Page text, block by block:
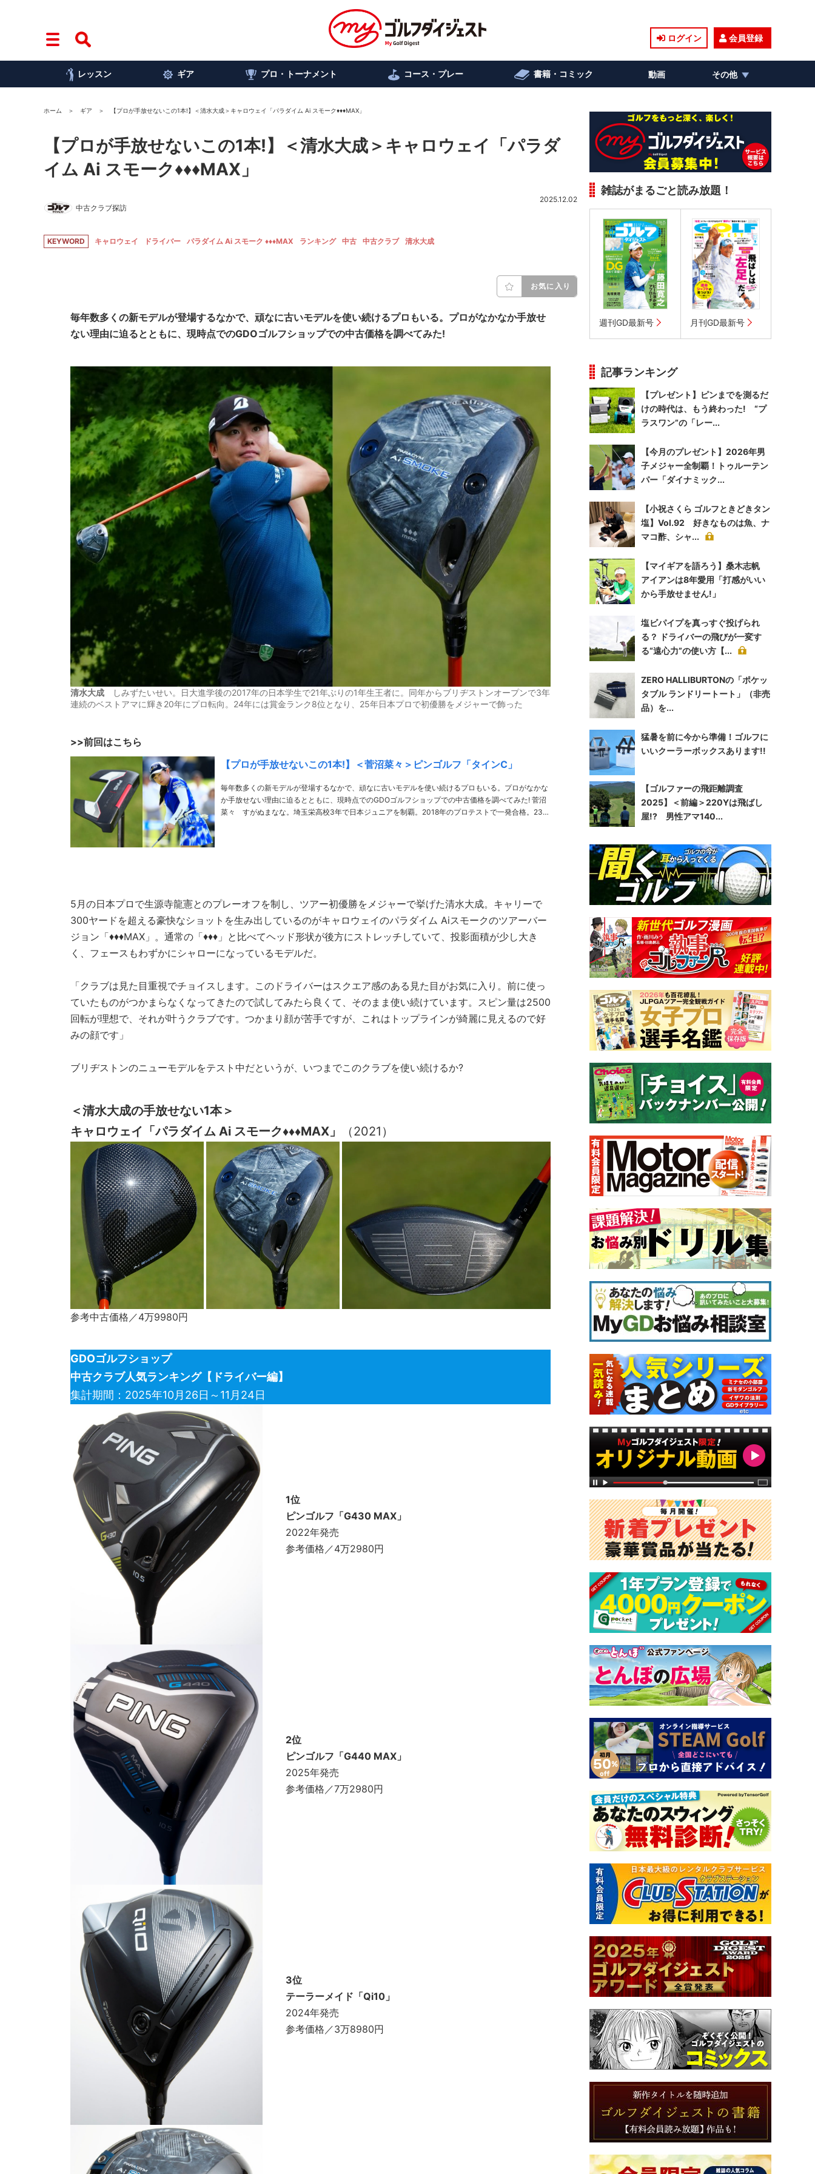
ログイン 会員登録
レッスン ギア プロ・トーナメント コース・プレー 書籍・コミック 動画 その他
ホーム ギア 【プロが手放せないこの1本!】＜清水大成＞キャロウェイ「パラダイム Ai スモーク♦♦♦MAX」
【プロが手放せないこの1本!】＜清水大成＞キャロウェイ「パラダ
イム Ai スモーク♦♦♦MAX」
中古クラブ探訪
2025.12.02
KEYWORD キャロウェイ ドライバー パラダイム Ai スモーク ♦♦♦MAX ランキング 中古 中古クラブ 清水大成
お気に入り
毎年数多くの新モデルが登場するなかで、頑なに古いモデルを使い続けるプロもいる。プロがなかなか手放せ
ない理由に迫るとともに、現時点でのGDOゴルフショップでの中古価格を調べてみた!
清水大成 しみずたいせい。日大進学後の2017年の日本学生で21年ぶりの1年生王者に。同年からブリヂストンオープンで3年
連続のベストアマに輝き20年にプロ転向。24年には賞金ランク8位となり、25年日本プロで初優勝をメジャーで飾った
>>前回はこちら
【プロが手放せないこの1本!】＜菅沼菜々＞ピンゴルフ「タインC」
毎年数多くの新モデルが登場するなかで、頑なに古いモデルを使い続けるプロもいる。プロがなかな
か手放せない理由に迫るとともに、現時点でのGDOゴルフショップでの中古価格を調べてみた! 菅沼
菜々 すがぬまなな。埼玉栄高校3年で日本ジュニアを制覇。2018年のプロテストで一発合格。23年
5月の日本プロで生源寺龍憲とのプレーオフを制し、ツアー初優勝をメジャーで挙げた清水大成。キャリーで
300ヤードを超える豪快なショットを生み出しているのがキャロウェイのパラダイム Aiスモークのツアーバー
ジョン「♦♦♦MAX」。通常の「♦♦♦」と比べてヘッド形状が後方にストレッチしていて、投影面積が少し大き
く、フェースもわずかにシャローになっているモデルだ。
「クラブは見た目重視でチョイスします。このドライバーはスクエア感のある見た目がお気に入り。前に使っ
ていたものがつかまらなくなってきたので試してみたら良くて、そのまま使い続けています。スピン量は2500
回転が理想で、それが叶うクラブです。つかまり顔が苦手ですが、これはトップラインが綺麗に見えるので好
みの顔です」
ブリヂストンのニューモデルをテスト中だというが、いつまでこのクラブを使い続けるか?
＜清水大成の手放せない1本＞
キャロウェイ「パラダイム Ai スモーク♦♦♦MAX」
（2021）
参考中古価格／4万9980円
GDOゴルフショップ
中古クラブ人気ランキング【ドライバー編】
集計期間：2025年10月26日～11月24日
1位
ピンゴルフ「G430 MAX」
2022年発売
参考価格／4万2980円
2位
ピンゴルフ「G440 MAX」
2025年発売
参考価格／7万2980円
3位
テーラーメイド「Qi10」
2024年発売
参考価格／3万8980円
雑誌がまるごと読み放題！
週刊GD最新号 月刊GD最新号
記事ランキング
【プレゼント】ピンまでを測るだ
けの時代は、もう終わった! “プ
ラスワン”の「レー...
【今月のプレゼント】2026年男
子メジャー全制覇！トゥルーテン
パー「ダイナミック...
【小祝さくら ゴルフときどきタン
塩】Vol.92 好きなものは魚、ナ
マコ酢、シャ...
【マイギアを語ろう】桑木志帆
アイアンは8年愛用「打感がいい
から手放せません!」
塩ビパイプを真っすぐ投げられ
る？ ドライバーの飛びが一変す
る“遠心力”の使い方【...
ZERO HALLIBURTONの「ポケッ
タブル ランドリートート」（非売
品）を...
猛暑を前に今から準備！ゴルフに
いいクーラーボックスあります!!
【ゴルファーの飛距離調査
2025】＜前編＞220Yは飛ばし
屋!? 男性アマ140...